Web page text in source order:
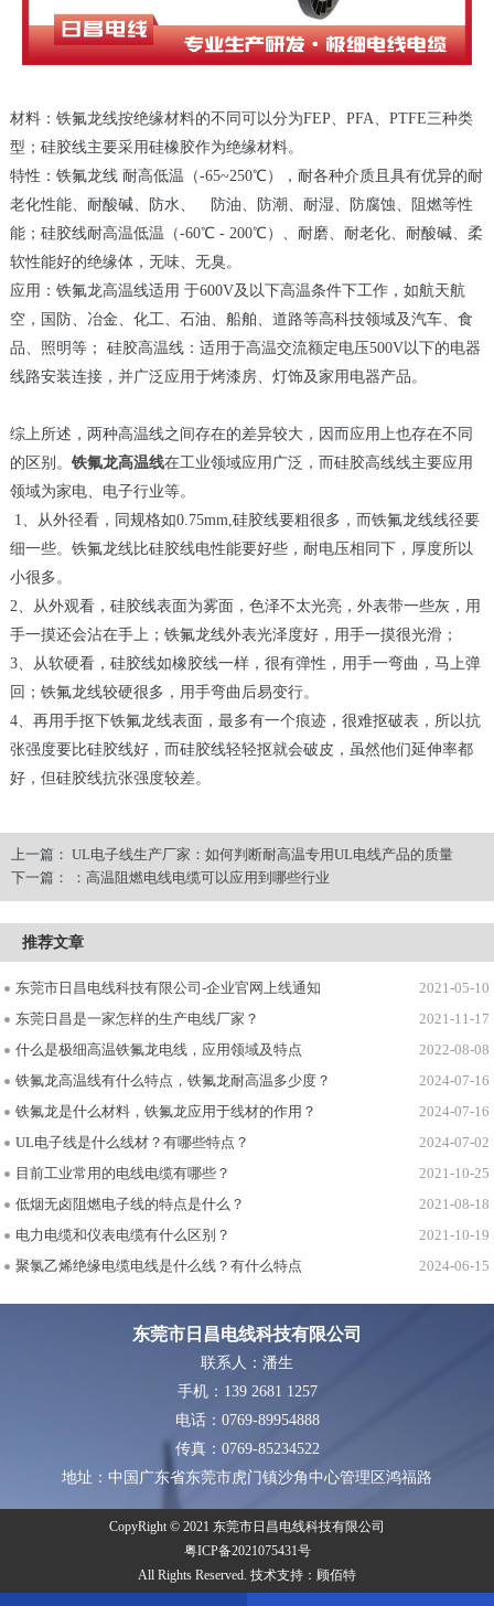
材料：铁氟龙线按绝缘材料的不同可以分为FEP、PFA、PTFE三种类
型；硅胶线主要采用硅橡胶作为绝缘材料。
特性：铁氟龙线 耐高低温（-65~250℃），耐各种介质且具有优异的耐
老化性能、耐酸碱、防水、 防油、防潮、耐湿、防腐蚀、阻燃等性
能；硅胶线耐高温低温（-60℃ - 200℃）、耐磨、耐老化、耐酸碱、柔
软性能好的绝缘体，无味、无臭。
应用：铁氟龙高温线适用 于600V及以下高温条件下工作，如航天航
空，国防、冶金、化工、石油、船舶、道路等高科技领域及汽车、食
品、照明等； 硅胶高温线：适用于高温交流额定电压500V以下的电器
线路安装连接，并广泛应用于烤漆房、灯饰及家用电器产品。
综上所述，两种高温线之间存在的差异较大，因而应用上也存在不同
的区别。 铁氟龙高温线在工业领域应用广泛，而硅胶高线线主要应用
领域为家电、电子行业等。
1、从外径看，同规格如0.75mm,硅胶线要粗很多，而铁氟龙线线径要
细一些。铁氟龙线比硅胶线电性能要好些，耐电压相同下，厚度所以
小很多。
2、从外观看，硅胶线表面为雾面，色泽不太光亮，外表带一些灰，用
手一摸还会沾在手上；铁氟龙线外表光泽度好，用手一摸很光滑；
3、从软硬看，硅胶线如橡胶线一样，很有弹性，用手一弯曲，马上弹
回；铁氟龙线较硬很多，用手弯曲后易变行。
4、再用手抠下铁氟龙线表面，最多有一个痕迹，很难抠破表，所以抗
张强度要比硅胶线好，而硅胶线轻轻抠就会破皮，虽然他们延伸率都
好，但硅胶线抗张强度较差。
上一篇： UL电子线生产厂家：如何判断耐高温专用UL电线产品的质量
下一篇：
：高温阻燃电线电缆可以应用到哪些行业
推荐文章
2021-05-10
东莞市日昌电线科技有限公司-企业官网上线通知
2021-11-17
东莞日昌是一家怎样的生产电线厂家？
2022-08-08
什么是极细高温铁氟龙电线，应用领域及特点
2024-07-16
铁氟龙高温线有什么特点，铁氟龙耐高温多少度？
2024-07-16
铁氟龙是什么材料，铁氟龙应用于线材的作用？
2024-07-02
UL电子线是什么线材？有哪些特点？
2021-10-25
目前工业常用的电线电缆有哪些？
2021-08-18
低烟无卤阻燃电子线的特点是什么？
2021-10-19
电力电缆和仪表电缆有什么区别？
2024-06-15
聚氯乙烯绝缘电缆电线是什么线？有什么特点
东莞市日昌电线科技有限公司
联系人：潘生
手机：139 2681 1257
电话：0769-89954888
传真：0769-85234522
地址：中国广东省东莞市虎门镇沙角中心管理区鸿福路
CopyRight © 2021 东莞市日昌电线科技有限公司
粤ICP备2021075431号
All Rights Reserved. 技术支持： 顾佰特